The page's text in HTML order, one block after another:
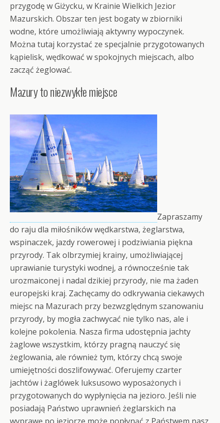
przygodę w Giżycku, w Krainie Wielkich Jezior
Mazurskich. Obszar ten jest bogaty w zbiorniki
wodne, które umożliwiają aktywny wypoczynek.
Można tutaj korzystać ze specjalnie przygotowanych
kąpielisk, wędkować w spokojnych miejscach, albo
zacząć żeglować.
Mazury to niezwykłe miejsce
Zapraszamy
do raju dla miłośników wędkarstwa, żeglarstwa,
wspinaczek, jazdy rowerowej i podziwiania piękna
przyrody. Tak olbrzymiej krainy, umożliwiającej
uprawianie turystyki wodnej, a równocześnie tak
urozmaiconej i nadal dzikiej przyrody, nie ma żaden
europejski kraj. Zachęcamy do odkrywania ciekawych
miejsc na Mazurach przy bezwzględnym szanowaniu
przyrody, by mogła zachwycać nie tylko nas, ale i
kolejne pokolenia. Nasza firma udostępnia jachty
żaglowe wszystkim, którzy pragną nauczyć się
żeglowania, ale również tym, którzy chcą swoje
umiejętności doszlifowywać. Oferujemy czarter
jachtów i żaglówek luksusowo wyposażonych i
przygotowanych do wypłynięcia na jezioro. Jeśli nie
posiadają Państwo uprawnień żeglarskich na